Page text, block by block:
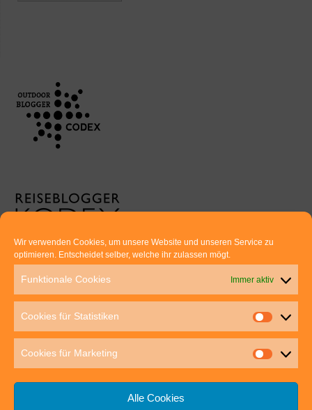
Wir verwenden Cookies, um unsere Website und unseren Service zu
optimieren. Entscheidet selber, welche ihr zulassen mögt.
Funktionale Cookies Immer aktiv
Cookies für Statistiken
Cookies für Marketing
Alle Cookies
Euer direkter Draht zu uns:
Thomas Rathay und Silke Rommel
70563 Stuttgart
post@outdoor-hochgenuss.de